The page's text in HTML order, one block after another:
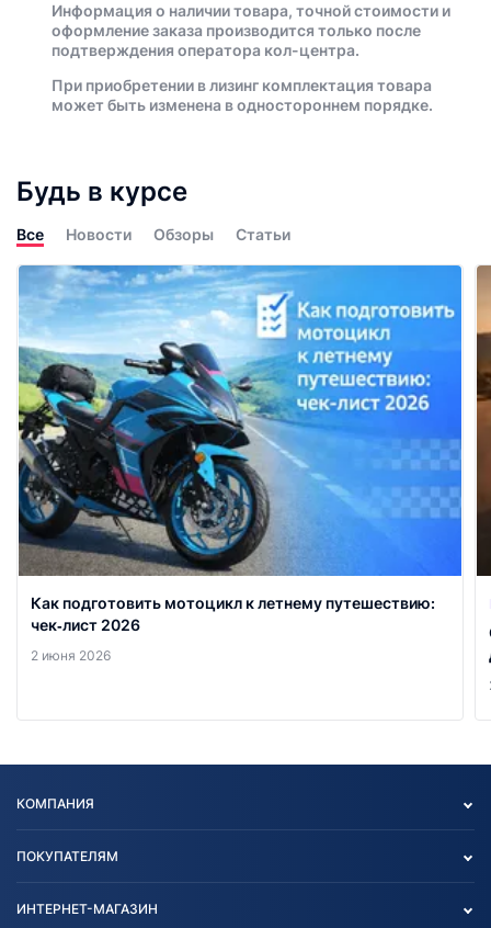
Информация о наличии товара, точной стоимости и
оформление заказа производится только после
подтверждения оператора кол-центра.
При приобретении в лизинг комплектация товара
может быть изменена в одностороннем порядке.
Будь в курсе
Все Новости Обзоры Статьи
Как подготовить мотоцикл к летнему путешествию:
чек‑лист 2026
2 июня 2026
КОМПАНИЯ
ПОКУПАТЕЛЯМ
ИНТЕРНЕТ-МАГАЗИН